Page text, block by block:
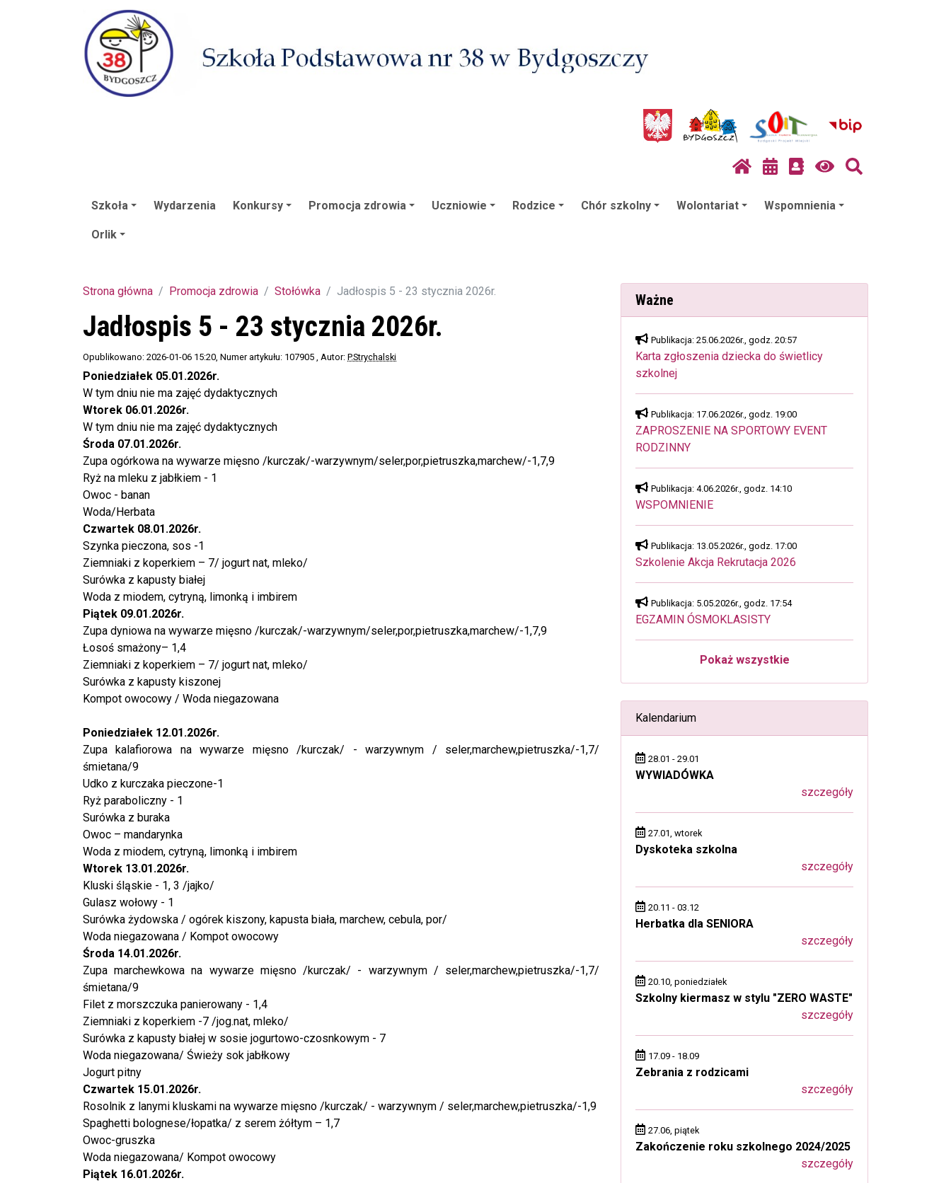
Szkoła Wydarzenia Konkursy Promocja zdrowia Uczniowie Rodzice Chór szkolny Wolontariat Wspomnienia
Orlik
Strona główna Promocja zdrowia Stołówka Jadłospis 5 - 23 stycznia 2026r.
Jadłospis 5 - 23 stycznia 2026r.
Opublikowano: 2026-01-06 15:20 , Numer artykułu: 107905 , Autor: P.Strychalski
Poniedziałek 05.01.2026r.
W tym dniu nie ma zajęć dydaktycznych
Wtorek 06.01.2026r.
W tym dniu nie ma zajęć dydaktycznych
Środa 07.01.2026r.
Zupa ogórkowa na wywarze mięsno /kurczak/-warzywnym/seler,por,pietruszka,marchew/-1,7,9
Ryż na mleku z jabłkiem - 1
Owoc - banan
Woda/Herbata
Czwartek 08.01.2026r.
Szynka pieczona, sos -1
Ziemniaki z koperkiem – 7/ jogurt nat, mleko/
Surówka z kapusty białej
Woda z miodem, cytryną, limonką i imbirem
Piątek 09.01.2026r.
Zupa dyniowa na wywarze mięsno /kurczak/-warzywnym/seler,por,pietruszka,marchew/-1,7,9
Łosoś smażony– 1,4
Ziemniaki z koperkiem – 7/ jogurt nat, mleko/
Surówka z kapusty kiszonej
Kompot owocowy / Woda niegazowana
Poniedziałek 12.01.2026r.
Zupa kalafiorowa na wywarze mięsno /kurczak/ - warzywnym / seler,marchew,pietruszka/-1,7/
śmietana/9
Udko z kurczaka pieczone-1
Ryż paraboliczny - 1
Surówka z buraka
Owoc – mandarynka
Woda z miodem, cytryną, limonką i imbirem
Wtorek 13.01.2026r.
Kluski śląskie - 1, 3 /jajko/
Gulasz wołowy - 1
Surówka żydowska / ogórek kiszony, kapusta biała, marchew, cebula, por/
Woda niegazowana / Kompot owocowy
Środa 14.01.2026r.
Zupa marchewkowa na wywarze mięsno /kurczak/ - warzywnym / seler,marchew,pietruszka/-1,7/
śmietana/9
Filet z morszczuka panierowany - 1,4
Ziemniaki z koperkiem -7 /jog.nat, mleko/
Surówka z kapusty białej w sosie jogurtowo-czosnkowym - 7
Woda niegazowana/ Świeży sok jabłkowy
Jogurt pitny
Czwartek 15.01.2026r.
Rosolnik z lanymi kluskami na wywarze mięsno /kurczak/ - warzywnym / seler,marchew,pietruszka/-1,9
Spaghetti bolognese/łopatka/ z serem żółtym – 1,7
Owoc-gruszka
Woda niegazowana/ Kompot owocowy
Piątek 16.01.2026r.
Ważne
Publikacja: 25.06.2026r., godz. 20:57
Karta zgłoszenia dziecka do świetlicy
szkolnej
Publikacja: 17.06.2026r., godz. 19:00
ZAPROSZENIE NA SPORTOWY EVENT
RODZINNY
Publikacja: 4.06.2026r., godz. 14:10
WSPOMNIENIE
Publikacja: 13.05.2026r., godz. 17:00
Szkolenie Akcja Rekrutacja 2026
Publikacja: 5.05.2026r., godz. 17:54
EGZAMIN ÓSMOKLASISTY
Pokaż wszystkie
Kalendarium
28.01 - 29.01
WYWIADÓWKA
szczegóły
27.01, wtorek
Dyskoteka szkolna
szczegóły
20.11 - 03.12
Herbatka dla SENIORA
szczegóły
20.10, poniedziałek
Szkolny kiermasz w stylu "ZERO WASTE"
szczegóły
17.09 - 18.09
Zebrania z rodzicami
szczegóły
27.06, piątek
Zakończenie roku szkolnego 2024/2025
szczegóły